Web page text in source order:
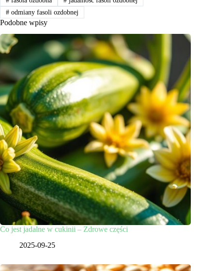
#odmiany fasoli ozdobnej
Podobne wpisy
Co jest jadalne w cukinii – Zdrowe części
2025-09-25